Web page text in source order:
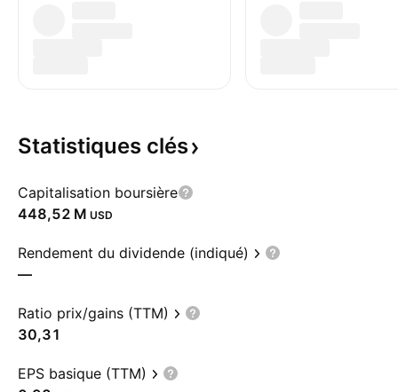
Statistiques clés
Capitalisation boursière
‪448,52 M‬ USD
Rendement du dividende (indiqué)
—
Ratio prix/gains (TTM)
30,31
EPS basique (TTM)